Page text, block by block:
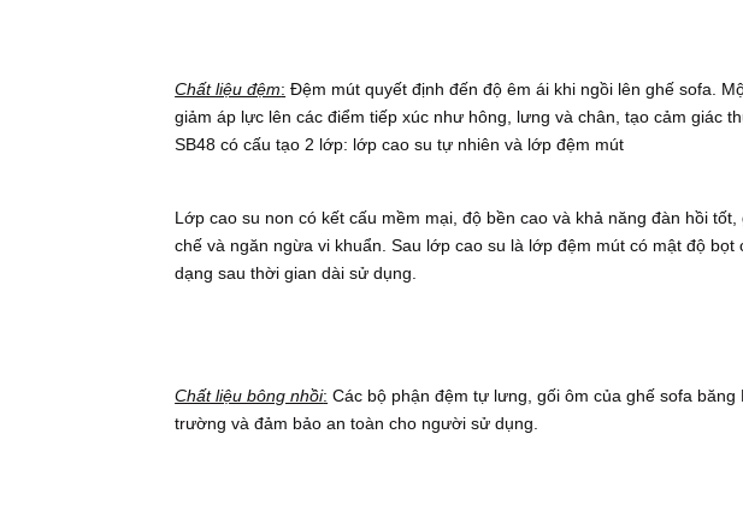
Chất liệu đệm: Đệm mút quyết định đến độ êm ái khi ngồi lên ghế sofa.
giảm áp lực lên các điểm tiếp xúc như hông, lưng và chân, tạo cảm giác
SB48 có cấu tạo 2 lớp: lớp cao su tự nhiên và lớp đệm mút
Lớp cao su non có kết cấu mềm mại, độ bền cao và khả năng đàn hồi
chế và ngăn ngừa vi khuẩn. Sau lớp cao su là lớp đệm mút có mật độ
dạng sau thời gian dài sử dụng.
Chất liệu bông nhồi: Các bộ phận đệm tự lưng, gối ôm của ghế sofa
trường và đảm bảo an toàn cho người sử dụng.